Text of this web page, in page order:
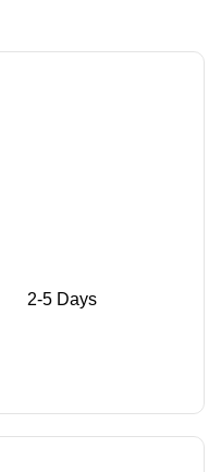
2-5 Days